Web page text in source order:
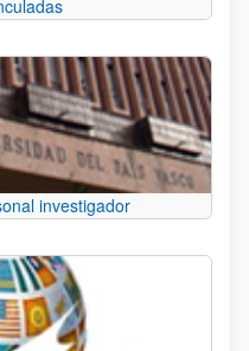
investigador